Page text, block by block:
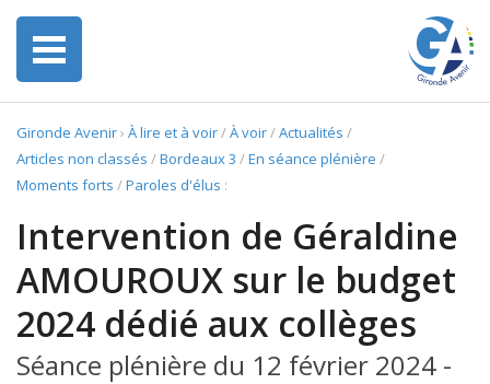
Gironde Avenir› À lire et à voir/À voir/Actualités /
Articles non classés /Bordeaux 3 /En séance plénière /
Moments forts /Paroles d'élus :
Intervention de Géraldine
AMOUROUX sur le budget
2024 dédié aux collèges
Séance plénière du 12 février 2024 -